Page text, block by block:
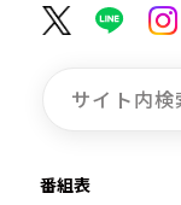
番組表